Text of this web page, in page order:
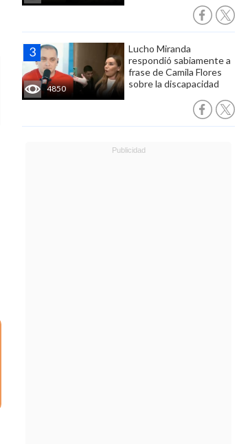
4850
Lucho Miranda
respondió sabiamente a
frase de Camila Flores
sobre la discapacidad